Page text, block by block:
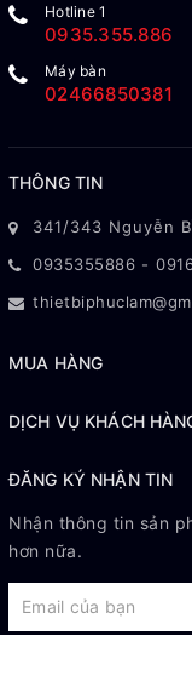
Hotline 1
0935.355.886
Máy bàn
02466850381
THÔNG TIN
341/343 Nguyễn
0935355886 -
MUA HÀNG
DỊCH VỤ KHÁCH
ĐĂNG KÝ NHẬN TIN
Nhận thông tin sản
hơn nữa.